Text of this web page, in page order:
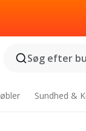
Søg efter
Sundhed &